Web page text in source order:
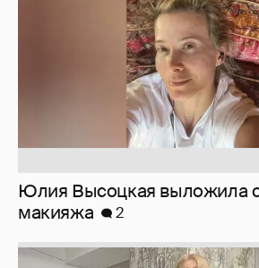
Юлия Высоцкая выложила
макияжа
2